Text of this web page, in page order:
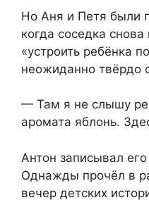
Но Аня и Петя были
когда соседка
«устроить ребёнка
неожиданно твёрдо
— Там я не слышу
аромата яблонь.
Антон записывал
Однажды прочёл в
вечер детских